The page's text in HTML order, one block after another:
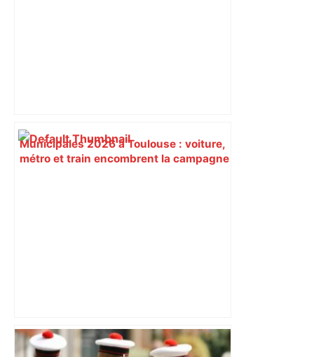
Municipales 2026 à Toulouse : voiture,
métro et train encombrent la campagne
Après la fusion avec la liste PS